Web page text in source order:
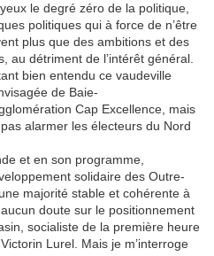
le degré zéro de la politique,
politiques qui à force de n’être
plus que des ambitions et des
au détriment de l’intérêt général.
bien entendu ce vaudeville
de Baie-
Cap Excellence, mais
alarmer les électeurs du Nord
et en son programme,
solidaire des Outre-
majorité stable et cohérente à
aucun doute sur le positionnement
socialiste de la première heure
Lurel. Mais je m’interroge